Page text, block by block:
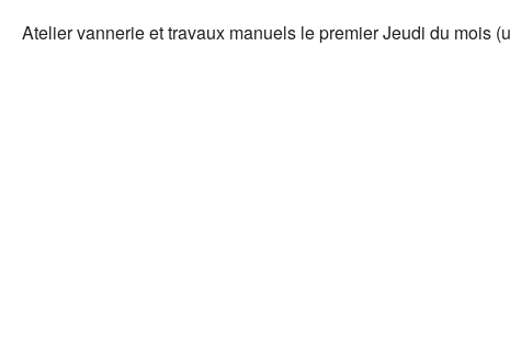
Atelier vannerie et travaux manuels le premier Jeudi du mois